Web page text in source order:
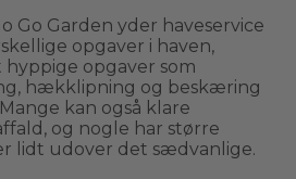
Go Garden yder haveservice
opgaver i haven,
opgaver som
hækklipning og beskæring
kan også klare
og nogle har større
lidt udover det sædvanlige.